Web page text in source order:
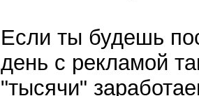
Если ты будешь
день с рекламой
"тысячи"